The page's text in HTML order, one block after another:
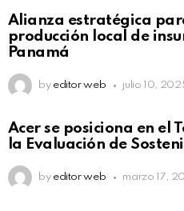
Alianza estratégica
producción local de
Panamá
by editor web julio 10,
Acer se posiciona en el
la Evaluación de
by editor web marzo 17,